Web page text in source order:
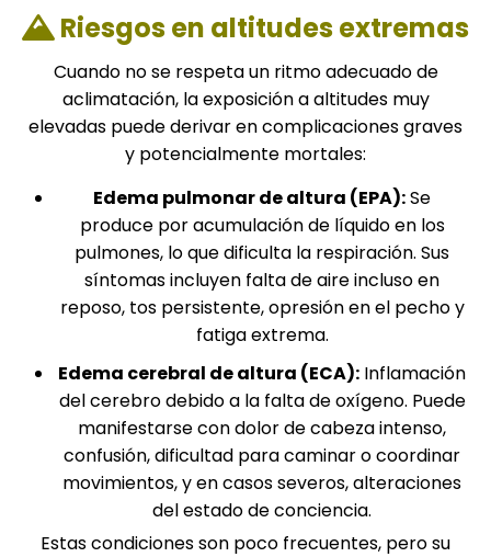
Riesgos en altitudes extremas
Cuando no se respeta un ritmo adecuado de
aclimatación, la exposición a altitudes muy
elevadas puede derivar en complicaciones graves
y potencialmente mortales:
Edema pulmonar de altura (EPA):Se
produce por acumulación de líquido en los
pulmones, lo que dificulta la respiración. Sus
síntomas incluyen falta de aire incluso en
reposo, tos persistente, opresión en el pecho y
fatiga extrema.
Edema cerebral de altura (ECA): Inflamación
del cerebro debido a la falta de oxígeno. Puede
manifestarse con dolor de cabeza intenso,
confusión, dificultad para caminar o coordinar
movimientos, y en casos severos, alteraciones
del estado de conciencia.
Estas condiciones son poco frecuentes, pero su